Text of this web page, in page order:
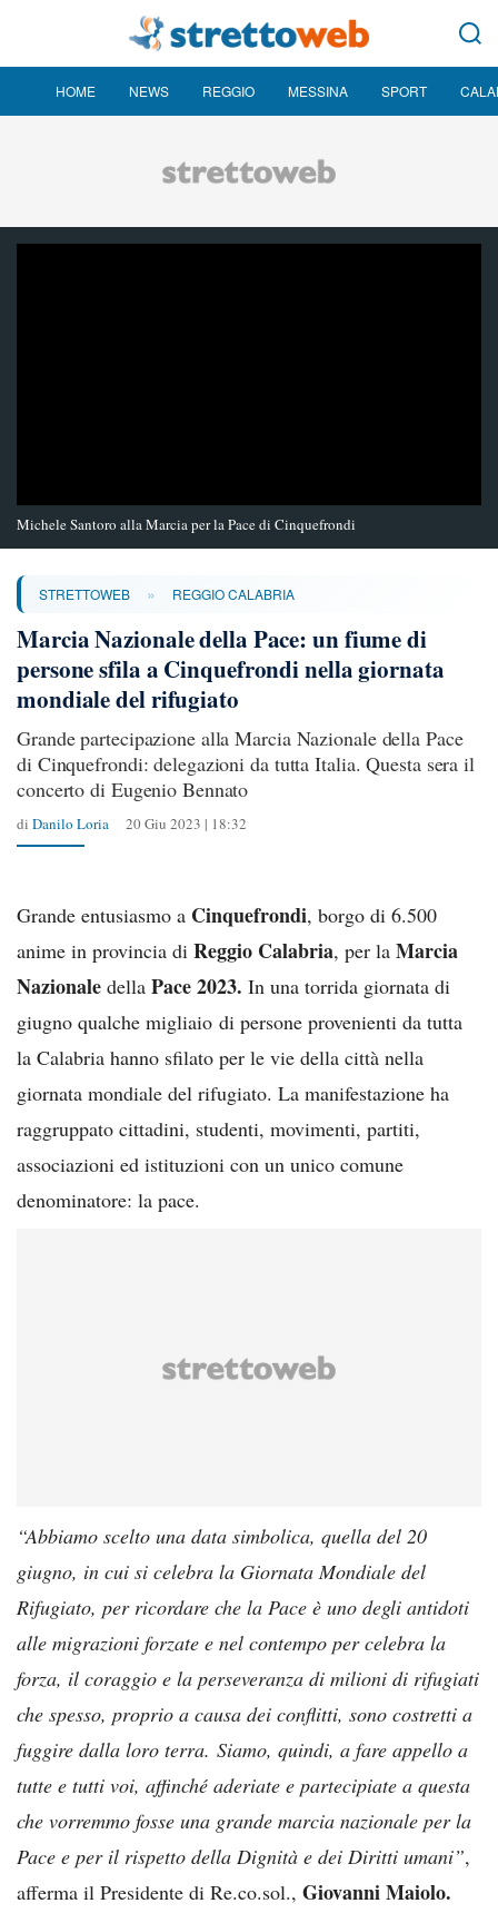
HOME NEWS REGGIO MESSINA SPORT
Michele Santoro alla Marcia per la Pace di Cinquefrondi
STRETTOWEB » REGGIO CALABRIA
Marcia Nazionale della Pace: un fiume di
persone sfila a Cinquefrondi nella giornata
mondiale del rifugiato
Grande partecipazione alla Marcia Nazionale della Pace
di Cinquefrondi: delegazioni da tutta Italia. Questa sera il
concerto di Eugenio Bennato
di Danilo Loria 20 Giu 2023 | 18:32
Grande entusiasmo a Cinquefrondi, borgo di 6.500
anime in provincia di Reggio Calabria, per la Marcia
Nazionale della Pace 2023. In una torrida giornata di
giugno qualche migliaio di persone provenienti da tutta
la Calabria hanno sfilato per le vie della città nella
giornata mondiale del rifugiato. La manifestazione ha
raggruppato cittadini, studenti, movimenti, partiti,
associazioni ed istituzioni con un unico comune
denominatore: la pace.
“Abbiamo scelto una data simbolica, quella del 20
giugno, in cui si celebra la Giornata Mondiale del
Rifugiato, per ricordare che la Pace è uno degli antidoti
alle migrazioni forzate e nel contempo per celebra la
forza, il coraggio e la perseveranza di milioni di rifugiati
che spesso, proprio a causa dei conflitti, sono costretti a
fuggire dalla loro terra. Siamo, quindi, a fare appello a
tutte e tutti voi, affinché aderiate e partecipiate a questa
che vorremmo fosse una grande marcia nazionale per la
Pace e per il rispetto della Dignità e dei Diritti umani”,
afferma il Presidente di Re.co.sol., Giovanni Maiolo.